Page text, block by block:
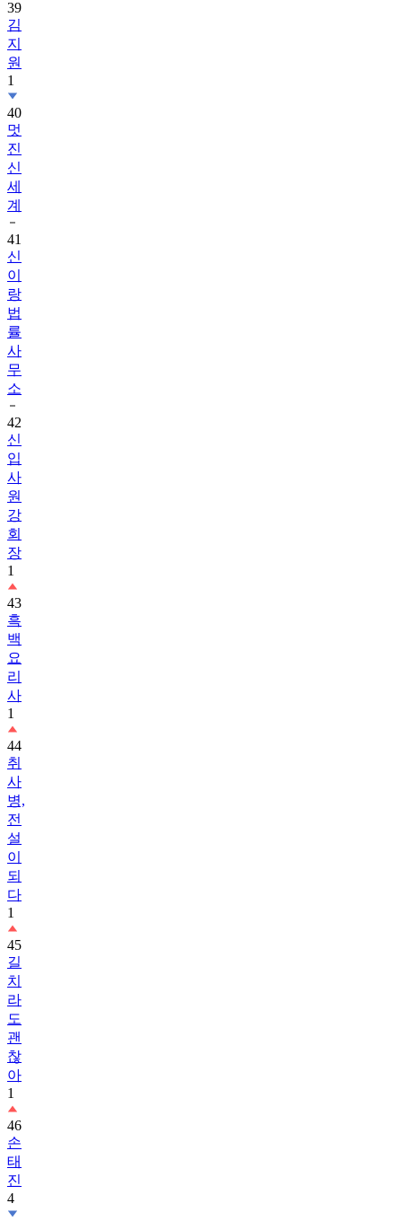
39
김
지
원
1
40
멋
진
신
세
계
41
신
이
랑
법
률
사
무
소
42
신
입
사
원
강
회
장
1
43
흑
백
요
리
사
1
44
취
사
병,
전
설
이
되
다
1
45
길
치
라
도
괜
찮
아
1
46
손
태
진
4